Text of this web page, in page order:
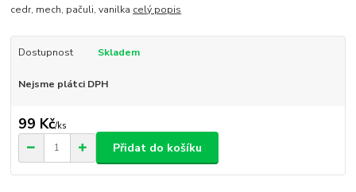
cedr, mech, pačuli, vanilka celý popis
Dostupnost Skladem
Nejsme plátci DPH
99 Kč/ks
Přidat do košíku